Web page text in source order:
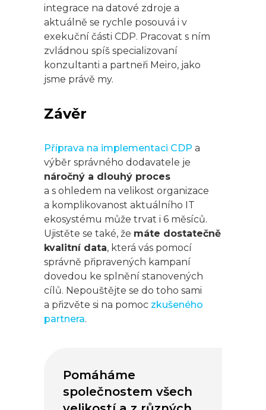
integrace na datové zdroje a
aktuálně se rychle posouvá i v
exekuční části CDP. Pracovat s ním
zvládnou spíš specializovaní
konzultanti a partneři Meiro, jako
jsme právě my.
Závěr
Příprava na implementaci CDP a
výběr správného dodavatele je
náročný a dlouhý proces
a s ohledem na velikost organizace
a komplikovanost aktuálního IT
ekosystému může trvat i 6 měsíců.
Ujistěte se také, že máte dostatečně
kvalitní data, která vás pomocí
správně připravených kampaní
dovedou ke splnění stanovených
cílů. Nepouštějte se do toho sami
a přizvěte si na pomoc zkušeného
partnera.
Pomáháme
společnostem všech